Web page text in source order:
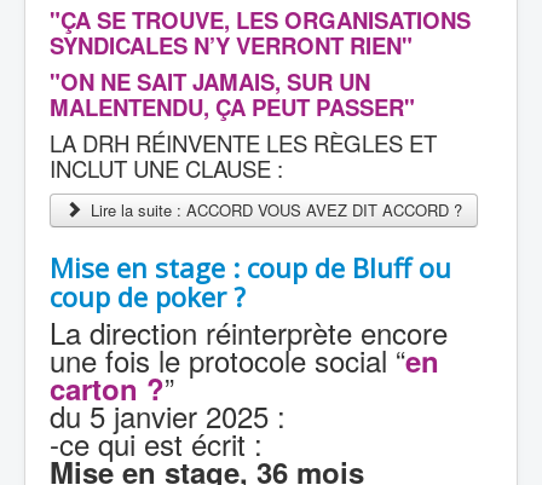
"ÇA SE TROUVE, LES ORGANISATIONS
SYNDICALES N’Y VERRONT RIEN"
"ON NE SAIT JAMAIS, SUR UN
MALENTENDU, ÇA PEUT PASSER"
LA DRH RÉINVENTE LES RÈGLES ET
INCLUT UNE CLAUSE :
Lire la suite : ACCORD VOUS AVEZ DIT ACCORD ?
Mise en stage : coup de Bluff ou
coup de poker ?
La direction réinterprète encore
une fois le protocole social “en
carton ?”
du 5 janvier 2025 :
-ce qui est écrit :
Mise en stage, 36 mois